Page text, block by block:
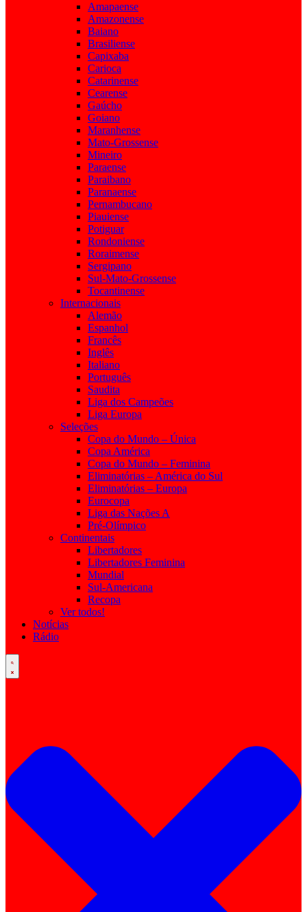
Amapaense
Amazonense
Baiano
Brasiliense
Capixaba
Carioca
Catarinense
Cearense
Gaúcho
Goiano
Maranhense
Mato-Grossense
Mineiro
Paraense
Paraibano
Paranaense
Pernambucano
Piauiense
Potiguar
Rondoniense
Roraimense
Sergipano
Sul-Mato-Grossense
Tocantinense
Internacionais
Alemão
Espanhol
Francês
Inglês
Italiano
Português
Saudita
Liga dos Campeões
Liga Europa
Seleções
Copa do Mundo – Única
Copa América
Copa do Mundo – Feminina
Eliminatórias – América do Sul
Eliminatórias – Europa
Eurocopa
Liga das Nações A
Pré-Olímpico
Continentais
Libertadores
Libertadores Feminina
Mundial
Sul-Americana
Recopa
Ver todos!
Notícias
Rádio